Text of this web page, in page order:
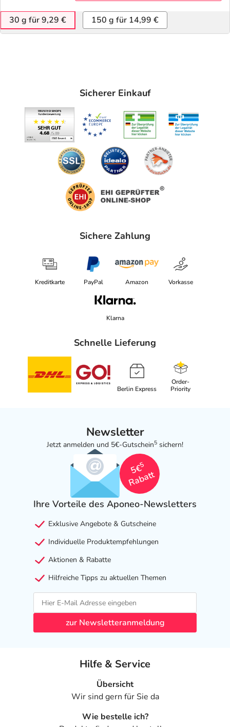
30 g für 9,29 € 150 g für 14,99 €
Sicherer Einkauf
Sichere Zahlung
Kreditkarte PayPal Amazon Vorkasse
Klarna
Schnelle Lieferung
Berlin Express
Order-
Priority
Newsletter
Jetzt anmelden und 5€-Gutschein5 sichern!
5€
5
Rabatt
Ihre Vorteile des Aponeo-Newsletters
Exklusive Angebote & Gutscheine
Individuelle Produktempfehlungen
Aktionen & Rabatte
Hilfreiche Tipps zu aktuellen Themen
zur Newsletteranmeldung
Hilfe & Service
Übersicht
Wir sind gern für Sie da
Wie bestelle ich?